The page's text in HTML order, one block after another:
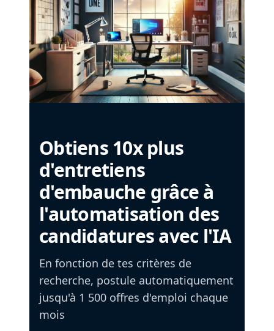
Obtiens 10x plus
d'entretiens
d'embauche grâce à
l'automatisation des
candidatures avec l'IA
En fonction de tes critères de
recherche, postule automatiquement
jusqu'à 1 500 offres d'emploi chaque
mois